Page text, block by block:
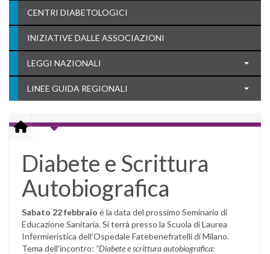
CENTRI DIABETOLOGICI
INIZIATIVE DALLE ASSOCIAZIONI
LEGGI NAZIONALI
LINEE GUIDA REGIONALI
Diabete e Scrittura
Autobiografica
Sabato 22 febbraio é la data del prossimo Seminario di
Educazione Sanitaria. Si terrà presso la Scuola di Laurea
Infermieristica dell’Ospedale Fatebenefratelli di Milano.
Tema dell’incontro: “Diabete e scrittura autobiografica: